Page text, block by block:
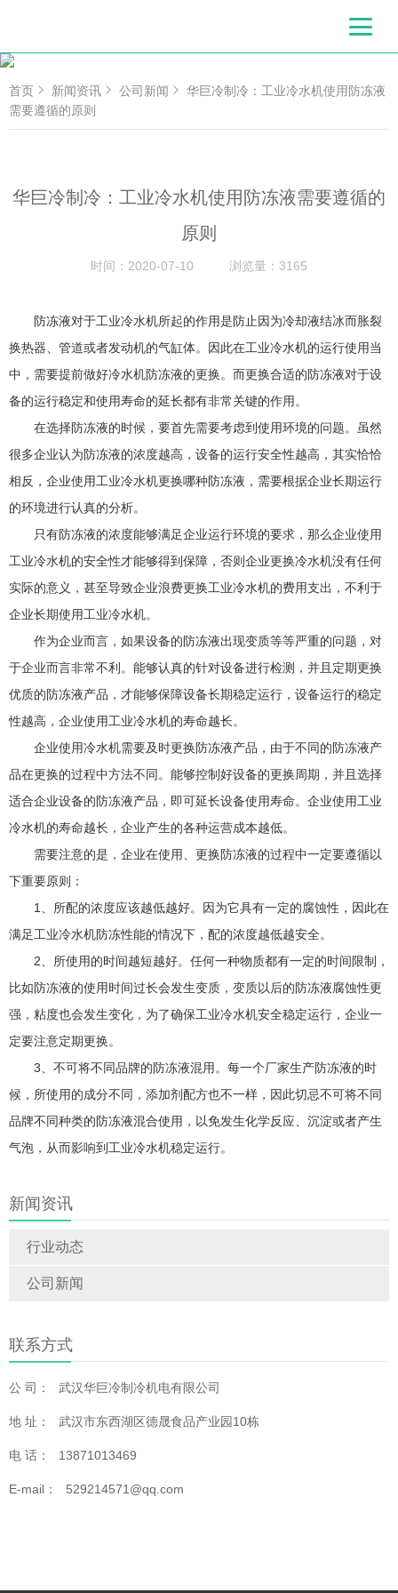
新闻资讯
行业动态
公司新闻
联系方式
公 司： 武汉华巨冷制冷机电有限公司
地 址： 武汉市东西湖区德晟食品产业园10栋
电 话： 13871013469
E-mail： 529214571@qq.com
首页 新闻资讯 公司新闻
华巨冷制冷：工业冷水机使用防冻液
需要遵循的原则
华巨冷制冷：工业冷水机使用防冻液需要遵循的
原则
时间： 2020-07-10 浏览量： 3165
防冻液对于工业冷水机所起的作用是防止因为冷却液结冰而胀裂
换热器、管道或者发动机的气缸体。因此在工业冷水机的运行使用当
中，需要提前做好冷水机防冻液的更换。而更换合适的防冻液对于设
备的运行稳定和使用寿命的延长都有非常关键的作用。
在选择防冻液的时候，要首先需要考虑到使用环境的问题。虽然
很多企业认为防冻液的浓度越高，设备的运行安全性越高，其实恰恰
相反，企业使用工业冷水机更换哪种防冻液，需要根据企业长期运行
的环境进行认真的分析。
只有防冻液的浓度能够满足企业运行环境的要求，那么企业使用
工业冷水机的安全性才能够得到保障，否则企业更换冷水机没有任何
实际的意义，甚至导致企业浪费更换工业冷水机的费用支出，不利于
企业长期使用工业冷水机。
作为企业而言，如果设备的防冻液出现变质等等严重的问题，对
于企业而言非常不利。能够认真的针对设备进行检测，并且定期更换
优质的防冻液产品，才能够保障设备长期稳定运行，设备运行的稳定
性越高，企业使用工业冷水机的寿命越长。
企业使用冷水机需要及时更换防冻液产品，由于不同的防冻液产
品在更换的过程中方法不同。能够控制好设备的更换周期，并且选择
适合企业设备的防冻液产品，即可延长设备使用寿命。企业使用工业
冷水机的寿命越长，企业产生的各种运营成本越低。
需要注意的是，企业在使用、更换防冻液的过程中一定要遵循以
下重要原则：
1、所配的浓度应该越低越好。因为它具有一定的腐蚀性，因此在
满足工业冷水机防冻性能的情况下，配的浓度越低越安全。
2、所使用的时间越短越好。任何一种物质都有一定的时间限制，
比如防冻液的使用时间过长会发生变质，变质以后的防冻液腐蚀性更
强，粘度也会发生变化，为了确保工业冷水机安全稳定运行，企业一
定要注意定期更换。
3、不可将不同品牌的防冻液混用。每一个厂家生产防冻液的时
候，所使用的成分不同，添加剂配方也不一样，因此切忌不可将不同
品牌不同种类的防冻液混合使用，以免发生化学反应、沉淀或者产生
气泡，从而影响到工业冷水机稳定运行。